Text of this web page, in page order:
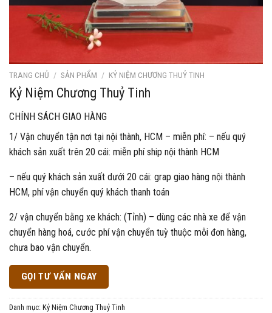
TRANG CHỦ / SẢN PHẨM / KỶ NIỆM CHƯƠNG THUỶ TINH
Kỷ Niệm Chương Thuỷ Tinh
CHÍNH SÁCH GIAO HÀNG
1/ Vận chuyển tận nơi tại nội thành, HCM – miễn phí: – nếu quý
khách sản xuất trên 20 cái: miễn phí ship nội thành HCM
– nếu quý khách sản xuất dưới 20 cái: grap giao hàng nội thành
HCM, phí vận chuyển quý khách thanh toán
2/ vận chuyển bằng xe khách: (Tỉnh) – dùng các nhà xe để vận
chuyển hàng hoá, cước phí vận chuyển tuỳ thuộc mỗi đơn hàng,
chưa bao vận chuyển.
GỌI TƯ VẤN NGAY
Danh mục: Kỷ Niệm Chương Thuỷ Tinh